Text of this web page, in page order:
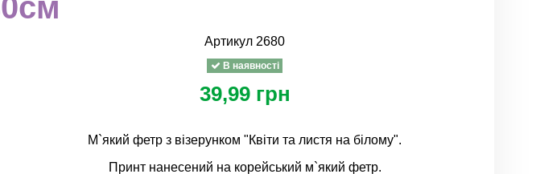
Артикул 2680
В наявності
39,99 грн
М`який фетр з візерунком "Квіти та листя на білому".
Принт нанесений на корейський м`який фетр.